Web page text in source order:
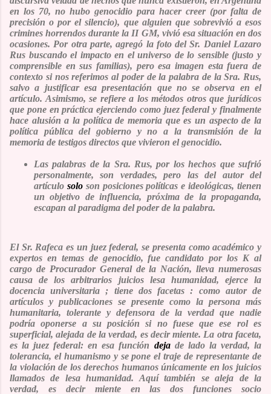
en los 70, no hubo genocidio para hacer creer (por falta de
precisión o por el silencio), que alguien que sobrevivió a esos
crimines horrendos durante la II GM, vivió esa situación en dos
ocasiones. Por otra parte, agregó la foto del Sr. Daniel Lazaro
Rus buscando el impacto en el universo de lo sensible (justo y
comprensible en sus familias), pero esa imagen esta fuera de
contexto si nos referimos al poder de la palabra de la Sra. Rus,
salvo a justificar esa presentación que no se observa en el
artículo. Asimismo, se refiere a los métodos otros que jurídicos
que pone en práctica ejerciendo como juez federal y finalmente
hace alusión a la política de memoria que es un aspecto de la
política pública del gobierno y no a la transmisión de la
memoria de testigos directos que vivieron el genocidio.
Las palabras de la Sra. Rus, por los hechos que sufrió
personalmente,
son verdades, pero las del autor del
artículo solo son posiciones políticas e ideológicas, tienen
un objetivo de influencia, próxima de la propaganda,
escapan al paradigma del poder de la palabra.
El Sr. Rafeca es un juez federal, se presenta como académico y
expertos en temas de genocidio, fue candidato por los K al
cargo de Procurador General de la Nación, lleva numerosas
causa de los arbitrarios juicios lesa humanidad, ejerce la
docencia universitaria ; tiene dos facetas : como autor de
artículos y publicaciones se presente como la persona más
humanitaria, tolerante y defensora de la verdad que nadie
podría oponerse a su posición si no fuese que ese rol es
superficial, alejada de la verdad, es decir miente. La otra faceta,
es la juez federal: en esa función deja de lado la verdad, la
tolerancia, el humanismo y se pone el traje de representante de
la violación de los derechos humanos únicamente en los juicios
llamados de lesa humanidad. Aquí también se aleja de la
verdad, es decir miente en las dos funciones socio